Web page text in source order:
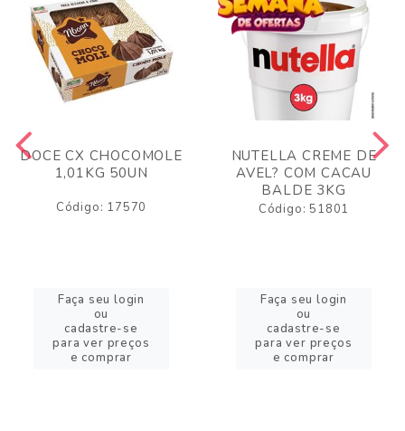
DOCE CX CHOCOMOLE
1,01KG 50UN
Código: 17570
Faça seu login
ou
cadastre-se
para ver preços
e comprar
NUTELLA CREME DE
AVEL? COM CACAU
BALDE 3KG
Código: 51801
Faça seu login
ou
cadastre-se
para ver preços
e comprar